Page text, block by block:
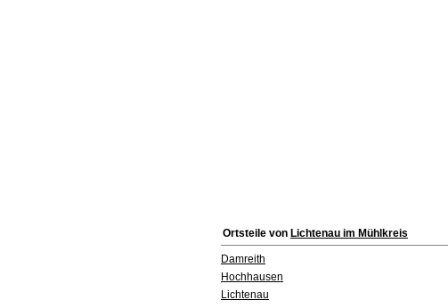
Ortsteile von Lichtenau im Mühlkreis
Damreith
Hochhausen
Lichtenau